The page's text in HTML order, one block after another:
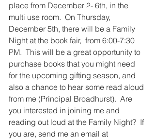
place from December 2- 6th, in the
multi use room.  On Thursday,
December 5th, there will be a Family
Night at the book fair,  from 6:00-7:30
PM.  This will be a great opportunity to
purchase books that you might need
for the upcoming gifting season, and
also a chance to hear some read aloud
from me (Principal Broadhurst).  Are
you interested in joining me and
reading out loud at the Family Night?  If
you are, send me an email at